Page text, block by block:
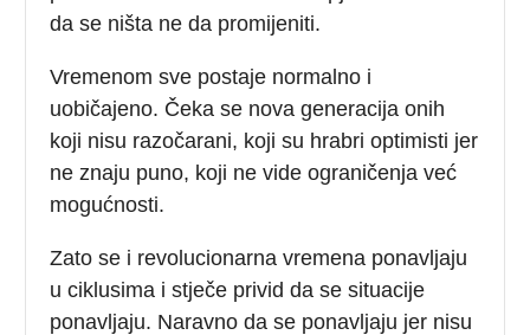
da se ništa ne da promijeniti.
Vremenom sve postaje normalno i
uobičajeno. Čeka se nova generacija onih
koji nisu razočarani, koji su hrabri optimisti jer
ne znaju puno, koji ne vide ograničenja već
mogućnosti.
Zato se i revolucionarna vremena ponavljaju
u ciklusima i stječe privid da se situacije
ponavljaju. Naravno da se ponavljaju jer nisu